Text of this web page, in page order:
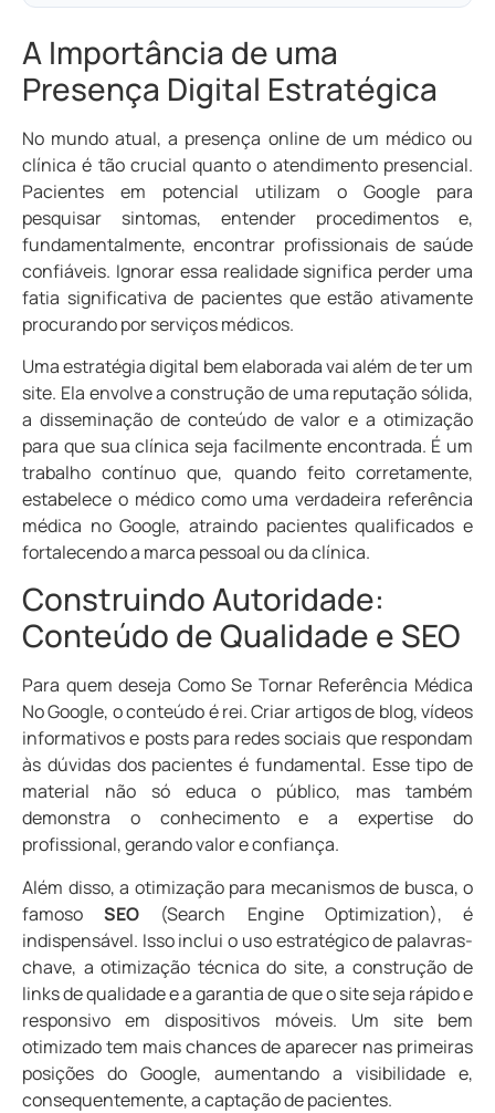
A Importância de uma
Presença Digital Estratégica
No mundo atual, a presença online de um médico ou
clínica é tão crucial quanto o atendimento presencial.
Pacientes em potencial utilizam o Google para
pesquisar sintomas, entender procedimentos e,
fundamentalmente, encontrar profissionais de saúde
confiáveis. Ignorar essa realidade significa perder uma
fatia significativa de pacientes que estão ativamente
procurando por serviços médicos.
Uma estratégia digital bem elaborada vai além de ter um
site. Ela envolve a construção de uma reputação sólida,
a disseminação de conteúdo de valor e a otimização
para que sua clínica seja facilmente encontrada. É um
trabalho contínuo que, quando feito corretamente,
estabelece o médico como uma verdadeira referência
médica no Google, atraindo pacientes qualificados e
fortalecendo a marca pessoal ou da clínica.
Construindo Autoridade:
Conteúdo de Qualidade e SEO
Para quem deseja Como Se Tornar Referência Médica
No Google, o conteúdo é rei. Criar artigos de blog, vídeos
informativos e posts para redes sociais que respondam
às dúvidas dos pacientes é fundamental. Esse tipo de
material não só educa o público, mas também
demonstra o conhecimento e a expertise do
profissional, gerando valor e confiança.
Além disso, a otimização para mecanismos de busca, o
famosoSEO (Search Engine Optimization), é
indispensável. Isso inclui o uso estratégico de palavras-
chave, a otimização técnica do site, a construção de
links de qualidade e a garantia de que o site seja rápido e
responsivo em dispositivos móveis. Um site bem
otimizado tem mais chances de aparecer nas primeiras
posições do Google, aumentando a visibilidade e,
consequentemente, a captação de pacientes.